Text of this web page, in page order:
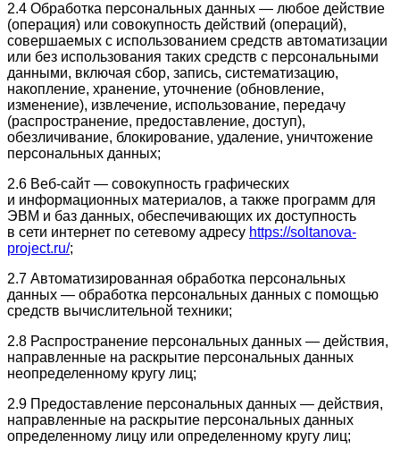
2.4 Обработка персональных данных — любое действие
(операция) или совокупность действий (операций),
совершаемых с использованием средств автоматизации
или без использования таких средств с персональными
данными, включая сбор, запись, систематизацию,
накопление, хранение, уточнение (обновление,
изменение), извлечение, использование, передачу
(распространение, предоставление, доступ),
обезличивание, блокирование, удаление, уничтожение
персональных данных;
2.6 Веб-сайт — совокупность графических
и информационных материалов, а также программ для
ЭВМ и баз данных, обеспечивающих их доступность
в сети интернет по сетевому адресу https://soltanova-
project.ru/;
2.7 Автоматизированная обработка персональных
данных — обработка персональных данных с помощью
средств вычислительной техники;
2.8 Распространение персональных данных — действия,
направленные на раскрытие персональных данных
неопределенному кругу лиц;
2.9 Предоставление персональных данных — действия,
направленные на раскрытие персональных данных
определенному лицу или определенному кругу лиц;